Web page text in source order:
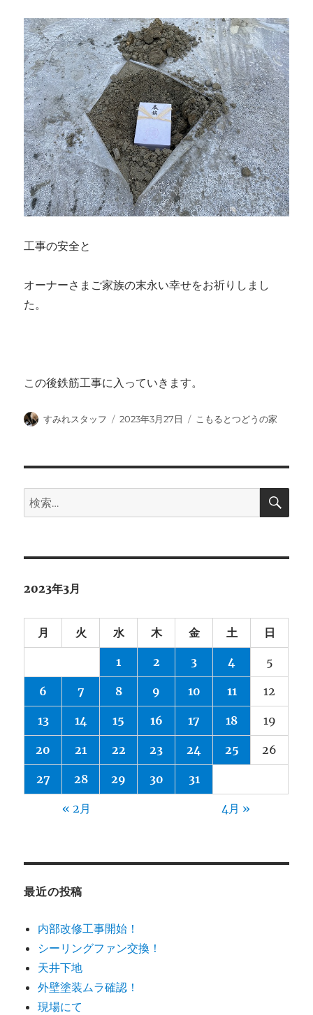
工事の安全と
オーナーさまご家族の末永い幸せをお祈りしまし
た。
この後鉄筋工事に入っていきます。
投
すみれスタッフ
投
2023年3月27日
カ
こもるとつどうの家
検
索:
検
2023年3月
月 火 水 木 金 土 日
1 2 3 4 5
6 7 8 9 10 11 12
13 14 15 16 17 18 19
20 21 22 23 24 25 26
27 28 29 30 31
« 2月 4月 »
最近の投稿
内部改修工事開始！
シーリングファン交換！
天井下地
外壁塗装ムラ確認！
現場にて